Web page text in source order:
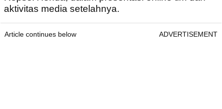
aktivitas media setelahnya.
Article continues below ADVERTISEMENT